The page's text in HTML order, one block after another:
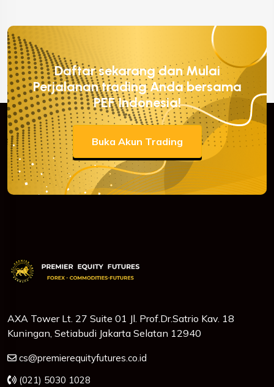
Daftar sekarang dan Mulai
Perjalanan trading Anda bersama
PEF Indonesia!
Buka Akun Trading
AXA Tower Lt. 27 Suite 01 Jl. Prof.Dr.Satrio Kav. 18
Kuningan, Setiabudi Jakarta Selatan 12940
cs@premierequityfutures.co.id
(021) 5030 1028